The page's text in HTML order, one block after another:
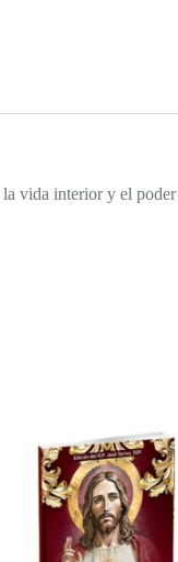
vida interior y el